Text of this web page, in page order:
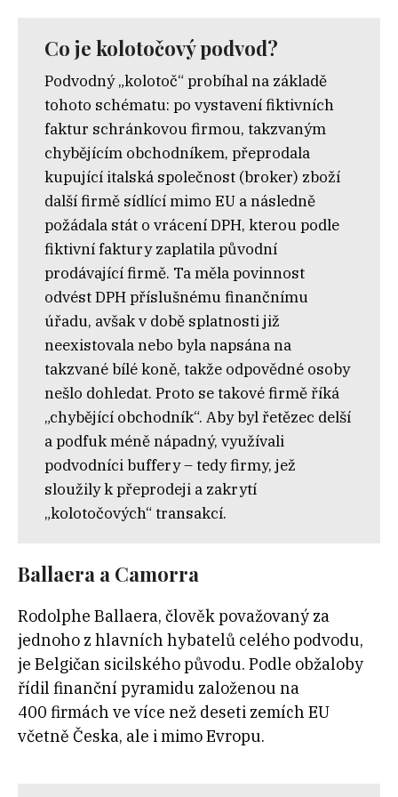
Co je kolotočový podvod?
​​Podvodný „kolotoč“ probíhal na základě
tohoto schématu: po vystavení fiktivních
faktur schránkovou firmou, takzvaným
chybějícím obchodníkem, přeprodala
kupující italská společnost (broker) zboží
další firmě sídlící mimo EU a následně
požádala stát o vrácení DPH, kterou podle
fiktivní faktury zaplatila původní
prodávající firmě. Ta měla povinnost
odvést DPH příslušnému finančnímu
úřadu, avšak v době splatnosti již
neexistovala nebo byla napsána na
takzvané bílé koně, takže odpovědné osoby
nešlo dohledat. Proto se takové firmě říká
„chybějící obchodník“. Aby byl řetězec delší
a podfuk méně nápadný, využívali
podvodníci buffery – tedy firmy, jež
sloužily k přeprodeji a zakrytí
„kolotočových“ transakcí.
Ballaera a Camorra
Rodolphe Ballaera, člověk považovaný za
jednoho z hlavních hybatelů celého podvodu,
je Belgičan sicilského původu. Podle obžaloby
řídil finanční pyramidu založenou na
400 firmách ve více než deseti zemích EU
včetně Česka, ale i mimo Evropu.